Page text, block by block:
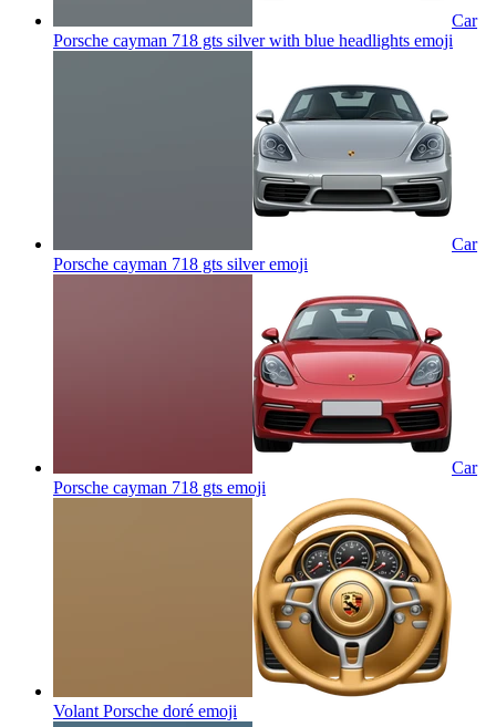
Car
Porsche cayman 718 gts silver with blue headlights emoji
Car
Porsche cayman 718 gts silveremoji
Car
Porsche cayman 718 gts emoji
Volant Porsche doré emoji